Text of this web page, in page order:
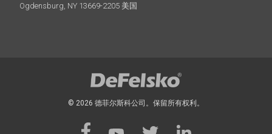
Ogdensburg, NY 13669-2205 美国
© 2026 德菲尔斯科公司。保留所有权利。